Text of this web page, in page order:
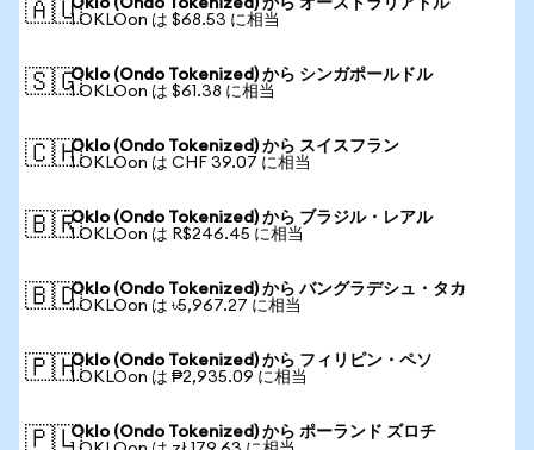
🇦🇺Oklo (Ondo Tokenized) から オーストラリアドル
1 OKLOon は $68.53 に相当
🇸🇬Oklo (Ondo Tokenized) から シンガポールドル
1 OKLOon は $61.38 に相当
🇨🇭Oklo (Ondo Tokenized) から スイスフラン
1 OKLOon は CHF 39.07 に相当
🇧🇷Oklo (Ondo Tokenized) から ブラジル・レアル
1 OKLOon は R$246.45 に相当
🇧🇩Oklo (Ondo Tokenized) から バングラデシュ・タカ
1 OKLOon は ৳5,967.27 に相当
🇵🇭Oklo (Ondo Tokenized) から フィリピン・ペソ
1 OKLOon は ₱2,935.09 に相当
🇵🇱Oklo (Ondo Tokenized) から ポーランド ズロチ